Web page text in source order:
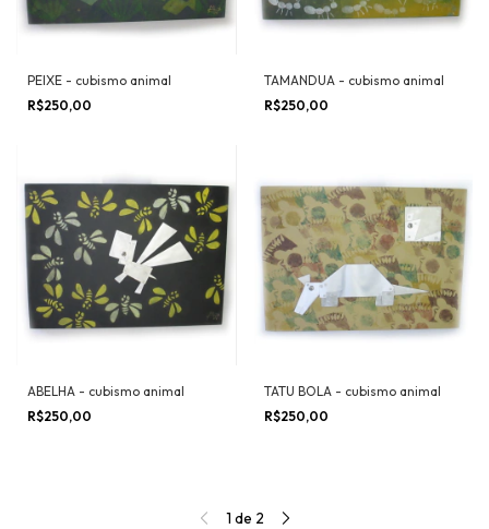
PEIXE - cubismo animal
R$250,00
TAMANDUA - cubismo animal
R$250,00
ABELHA - cubismo animal
R$250,00
TATU BOLA - cubismo animal
R$250,00
1 de 2